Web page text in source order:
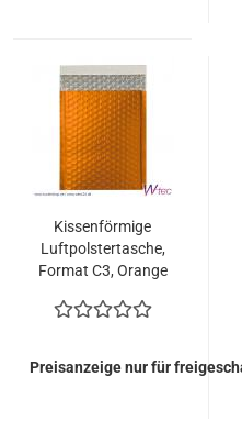
Kunden
Kissenförmige
Luftpolstertasche,
Format C3, Orange
Stück = 109,50 Euro)
Preisanzeige nur für